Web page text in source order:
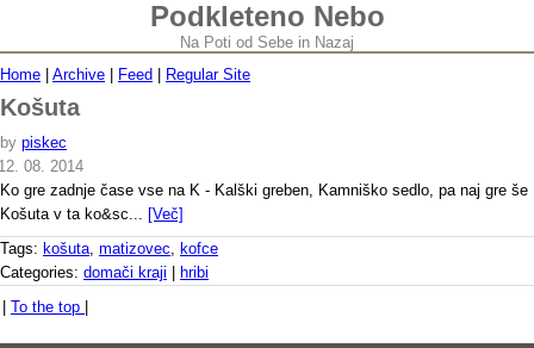
Podkleteno Nebo
Na Poti od Sebe in Nazaj
Home
Archive Feed Regular Site
Košuta
by piskec
08. 2014
Ko gre zadnje čase vse na K - Kalški greben, Kamniško sedlo, pa naj gre še
Košuta v ta ko&sc... [Več]
Tags: košuta, matizovec, kofce
Categories: domači kraji
hribi
To the top